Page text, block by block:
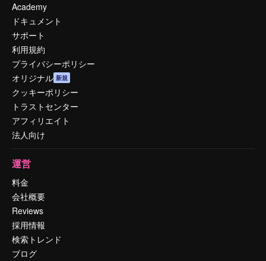
Academy
ドキュメント
サポート
利用規約
プライバシーポリシー
オリジナル 新規
クッキーポリシー
トラストセンター
アフィリエイト
法人向け
運営
料金
会社概要
Reviews
採用情報
検索トレンド
ブログ